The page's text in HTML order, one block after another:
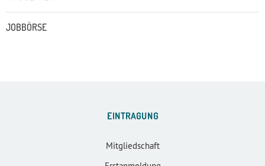
JOBBÖRSE
EINTRAGUNG
Mitgliedschaft